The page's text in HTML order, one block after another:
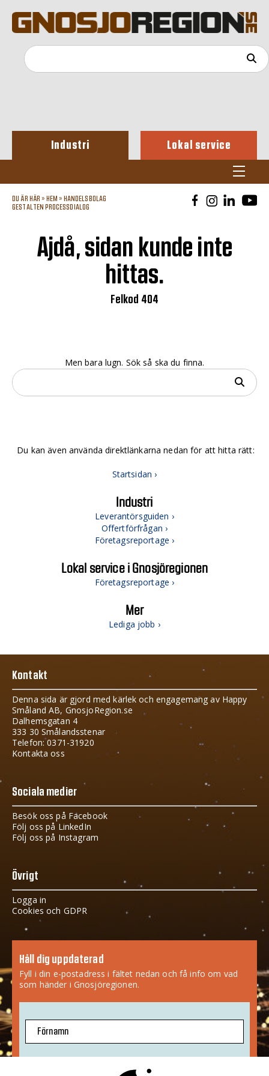
Industri Lokal service
DU ÄR HÄR » HEM » HANDELSBOLAG
GESTALTEN PROCESSDIALOG
Ajdå, sidan kunde inte
hittas.
Felkod 404
Men bara lugn. Sök så ska du finna.
Du kan även använda direktlänkarna nedan för att hitta rätt:
Startsidan ›
Industri
Leverantörsguiden ›
Offertförfrågan ›
Företagsreportage ›
Lokal service i Gnosjöregionen
Företagsreportage ›
Mer
Lediga jobb ›
Kontakt
Denna sida är gjord med kärlek och engagemang av Happy
Småland AB, GnosjoRegion.se
Dalhemsgatan 4
333 30 Smålandsstenar
Telefon: 0371-31920
Kontakta oss
Sociala medier
Besök oss på Facebook
Följ oss på LinkedIn
Följ oss på Instagram
Övrigt
Logga in
Cookies och GDPR
Håll dig uppdaterad
Fyll i din e-postadress i fältet nedan och få info om vad
som händer i Gnosjöregionen.
Förnamn